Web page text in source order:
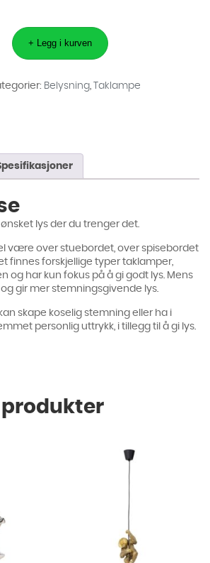
+ Legg i kurven
Belysning Taklampe
lys der du trenger det.
være over stuebordet, over spisebordet
finnes forskjellige typer taklamper,
og har kun fokus på å gi godt lys. Mens
gir mer stemningsgivende lys.
skape koselig stemning eller ha i
personlig uttrykk, i tillegg til å gi lys.
produkter